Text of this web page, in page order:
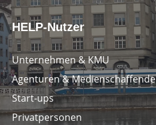
HELP-Nutzer
Unternehmen & KMU
Agenturen & Medienschaffende
Start-ups
Privatpersonen